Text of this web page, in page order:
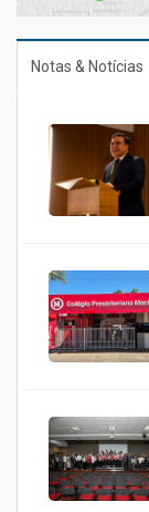
Notas & Notícias